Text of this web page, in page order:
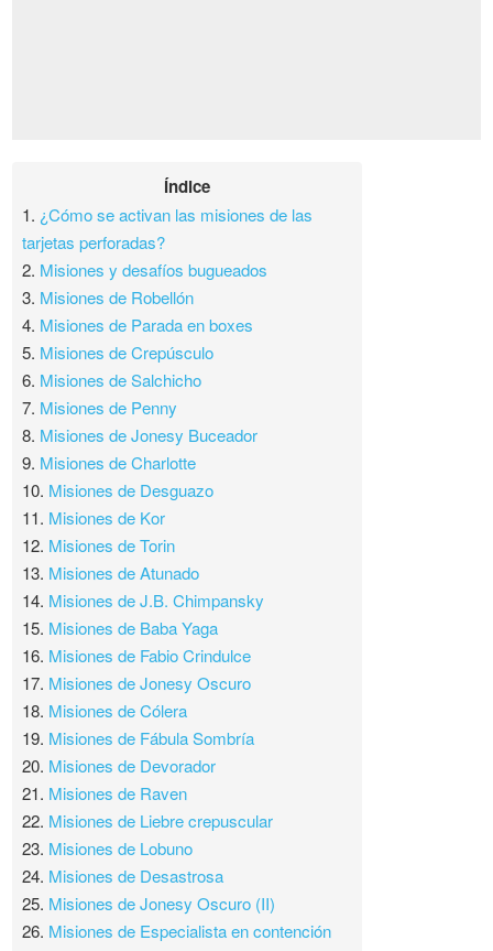
Índice
1. ¿Cómo se activan las misiones de las
tarjetas perforadas?
2. Misiones y desafíos bugueados
3. Misiones de Robellón
4. Misiones de Parada en boxes
5. Misiones de Crepúsculo
6. Misiones de Salchicho
7. Misiones de Penny
8. Misiones de Jonesy Buceador
9. Misiones de Charlotte
10. Misiones de Desguazo
11. Misiones de Kor
12. Misiones de Torin
13. Misiones de Atunado
14. Misiones de J.B. Chimpansky
15. Misiones de Baba Yaga
16. Misiones de Fabio Crindulce
17. Misiones de Jonesy Oscuro
18. Misiones de Cólera
19. Misiones de Fábula Sombría
20. Misiones de Devorador
21. Misiones de Raven
22. Misiones de Liebre crepuscular
23. Misiones de Lobuno
24. Misiones de Desastrosa
25. Misiones de Jonesy Oscuro (II)
26. Misiones de Especialista en contención